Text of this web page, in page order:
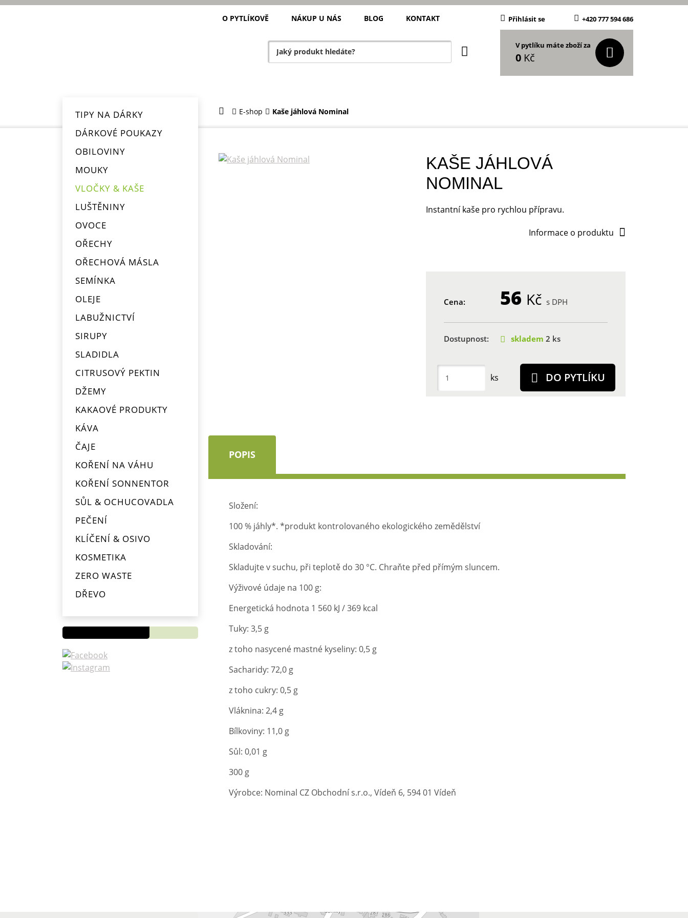
O PYTLÍKOVĚ NÁKUP U NÁS BLOG KONTAKT Přihlásit se +420 777 594 686
V pytlíku máte zboží za
0 Kč
E-shop Kaše jáhlová Nominal
KAŠE JÁHLOVÁ
NOMINAL
Instantní kaše pro rychlou přípravu.
Informace o produktu
Cena: 56 Kč s DPH
Dostupnost: skladem2 ks
ks DO PYTLÍKU
POPIS
Složení:
100 % jáhly*. *produkt kontrolovaného ekologického zemědělství
Skladování:
Skladujte v suchu, při teplotě do 30 °C. Chraňte před přímým sluncem.
Výživové údaje na 100 g:
Energetická hodnota 1 560 kJ / 369 kcal
Tuky: 3,5 g
z toho nasycené mastné kyseliny: 0,5 g
Sacharidy: 72,0 g
z toho cukry: 0,5 g
Vláknina: 2,4 g
Bílkoviny: 11,0 g
Sůl: 0,01 g
300 g
Výrobce: Nominal CZ Obchodní s.r.o., Vídeň 6, 594 01 Vídeň
TIPY NA DÁRKY
DÁRKOVÉ POUKAZY
OBILOVINY
MOUKY
VLOČKY & KAŠE
LUŠTĚNINY
OVOCE
OŘECHY
OŘECHOVÁ MÁSLA
SEMÍNKA
OLEJE
LABUŽNICTVÍ
SIRUPY
SLADIDLA
CITRUSOVÝ PEKTIN
DŽEMY
KAKAOVÉ PRODUKTY
KÁVA
ČAJE
KOŘENÍ NA VÁHU
KOŘENÍ SONNENTOR
SŮL & OCHUCOVADLA
PEČENÍ
KLÍČENÍ & OSIVO
KOSMETIKA
ZERO WASTE
DŘEVO